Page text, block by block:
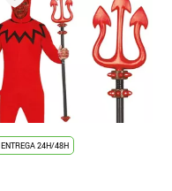
ENTREGA 24H/48H